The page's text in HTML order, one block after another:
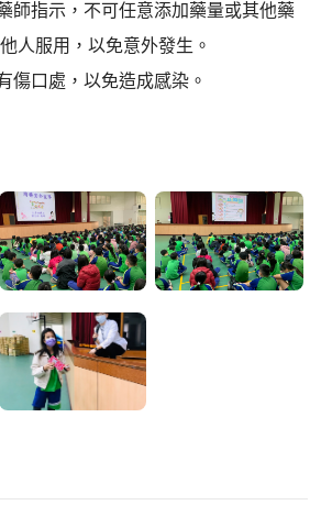
師指示，不可任意添加藥量或其他藥
人服用，以免意外發生。
傷口處，以免造成感染。